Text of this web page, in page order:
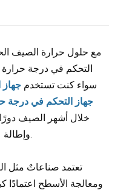
مع حلول حرارة الصيف
التحكم في درجة
سواء كنت تستخدم جهاز
جهاز التحكم في درجة
خلال أشهر الصيف
تعتمد صناعاتٌ مثل
ومعالجة الأسطح اعتمادًا